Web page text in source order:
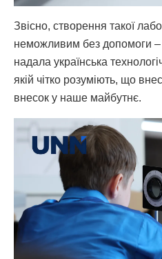
Звісно, створення такої
неможливим без допомоги –
надала українська
якій чітко розуміють, що
внесок у наше майбутнє.